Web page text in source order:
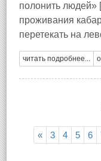
полонить людей»
проживания
перетекать на
читать подробнее...
« 3 4 5 6